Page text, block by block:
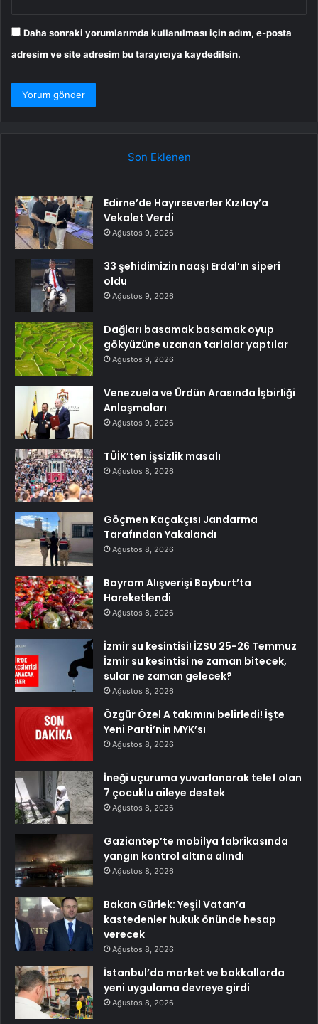
Daha sonraki yorumlarımda kullanılması için adım, e-posta
adresim ve site adresim bu tarayıcıya kaydedilsin.
Son Eklenen
Edirne’de Hayırseverler Kızılay’a
Vekalet Verdi
Ağustos 9, 2026
33 şehidimizin naaşı Erdal’ın siperi
oldu
Ağustos 9, 2026
Dağları basamak basamak oyup
gökyüzüne uzanan tarlalar yaptılar
Ağustos 9, 2026
Venezuela ve Ürdün Arasında İşbirliği
Anlaşmaları
Ağustos 9, 2026
TÜİK’ten işsizlik masalı
Ağustos 8, 2026
Göçmen Kaçakçısı Jandarma
Tarafından Yakalandı
Ağustos 8, 2026
Bayram Alışverişi Bayburt’ta
Hareketlendi
Ağustos 8, 2026
İzmir su kesintisi! İZSU 25-26 Temmuz
İzmir su kesintisi ne zaman bitecek,
sular ne zaman gelecek?
Ağustos 8, 2026
Özgür Özel A takımını belirledi! İşte
Yeni Parti’nin MYK’sı
Ağustos 8, 2026
İneği uçuruma yuvarlanarak telef olan
7 çocuklu aileye destek
Ağustos 8, 2026
Gaziantep’te mobilya fabrikasında
yangın kontrol altına alındı
Ağustos 8, 2026
Bakan Gürlek: Yeşil Vatan’a
kastedenler hukuk önünde hesap
verecek
Ağustos 8, 2026
İstanbul’da market ve bakkallarda
yeni uygulama devreye girdi
Ağustos 8, 2026